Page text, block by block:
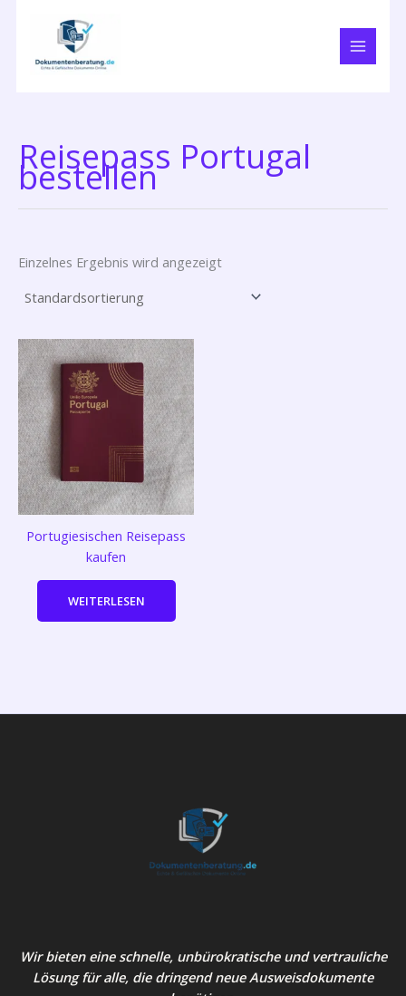
Reisepass Portugal
bestellen
Einzelnes Ergebnis wird angezeigt
Portugiesischen Reisepass
kaufen
WEITERLESEN
Wir bieten eine schnelle, unbürokratische und vertrauliche
Lösung für alle, die dringend neue Ausweisdokumente